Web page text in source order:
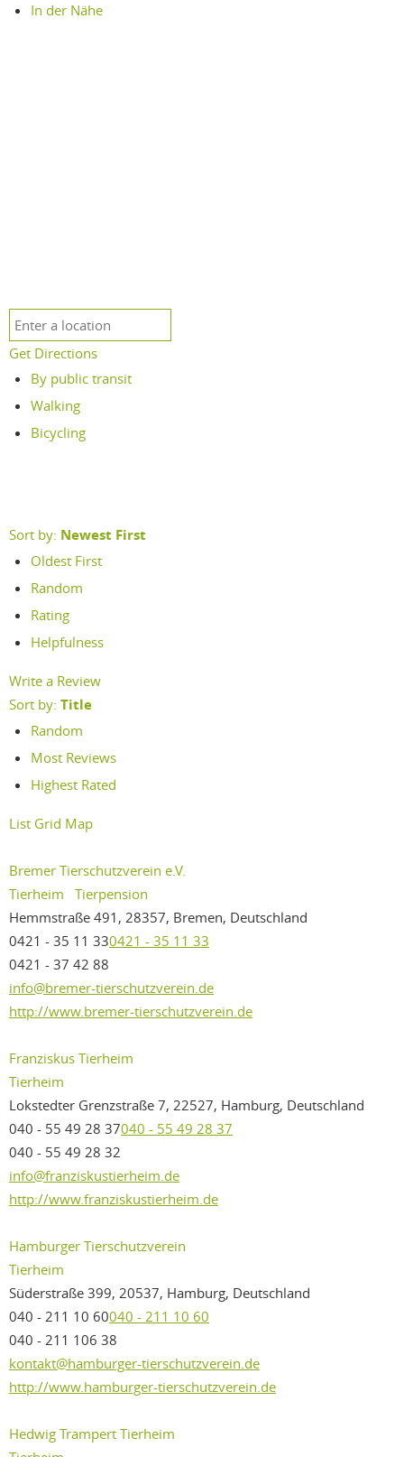
In der Nähe
Get Directions
By public transit
Walking
Bicycling
Sort by: Newest First
Oldest First
Random
Rating
Helpfulness
Write a Review
Sort by: Title
Random
Most Reviews
Highest Rated
List Grid Map
Bremer Tierschutzverein e.V.
Tierheim
Tierpension
Hemmstraße 491, 28357, Bremen, Deutschland
0421 - 35 11 330421 - 35 11 33
0421 - 37 42 88
info@bremer-tierschutzverein.de
http://www.bremer-tierschutzverein.de
Franziskus Tierheim
Tierheim
Lokstedter Grenzstraße 7, 22527, Hamburg, Deutschland
040 - 55 49 28 37040 - 55 49 28 37
040 - 55 49 28 32
info@franziskustierheim.de
http://www.franziskustierheim.de
Hamburger Tierschutzverein
Tierheim
Süderstraße 399, 20537, Hamburg, Deutschland
040 - 211 10 60040 - 211 10 60
040 - 211 106 38
kontakt@hamburger-tierschutzverein.de
http://www.hamburger-tierschutzverein.de
Hedwig Trampert Tierheim